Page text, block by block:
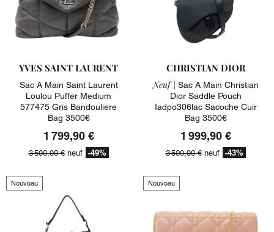
YVES SAINT LAURENT
Sac A Main Saint Laurent
Loulou Puffer Medium
577475 Gris Bandouliere
Bag 3500€
1 799,90 €
3 500,00 €neuf -49%
CHRISTIAN DIOR
Neuf | Sac A Main Christian
Dior Saddle Pouch
Iadpo306lac Sacoche Cuir
Bag 3500€
1 999,90 €
3 500,00 €neuf -43%
Nouveau Nouveau